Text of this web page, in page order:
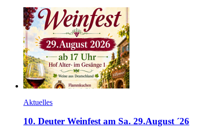
Aktuelles
10. Deuter Weinfest am Sa. 29.August ´26